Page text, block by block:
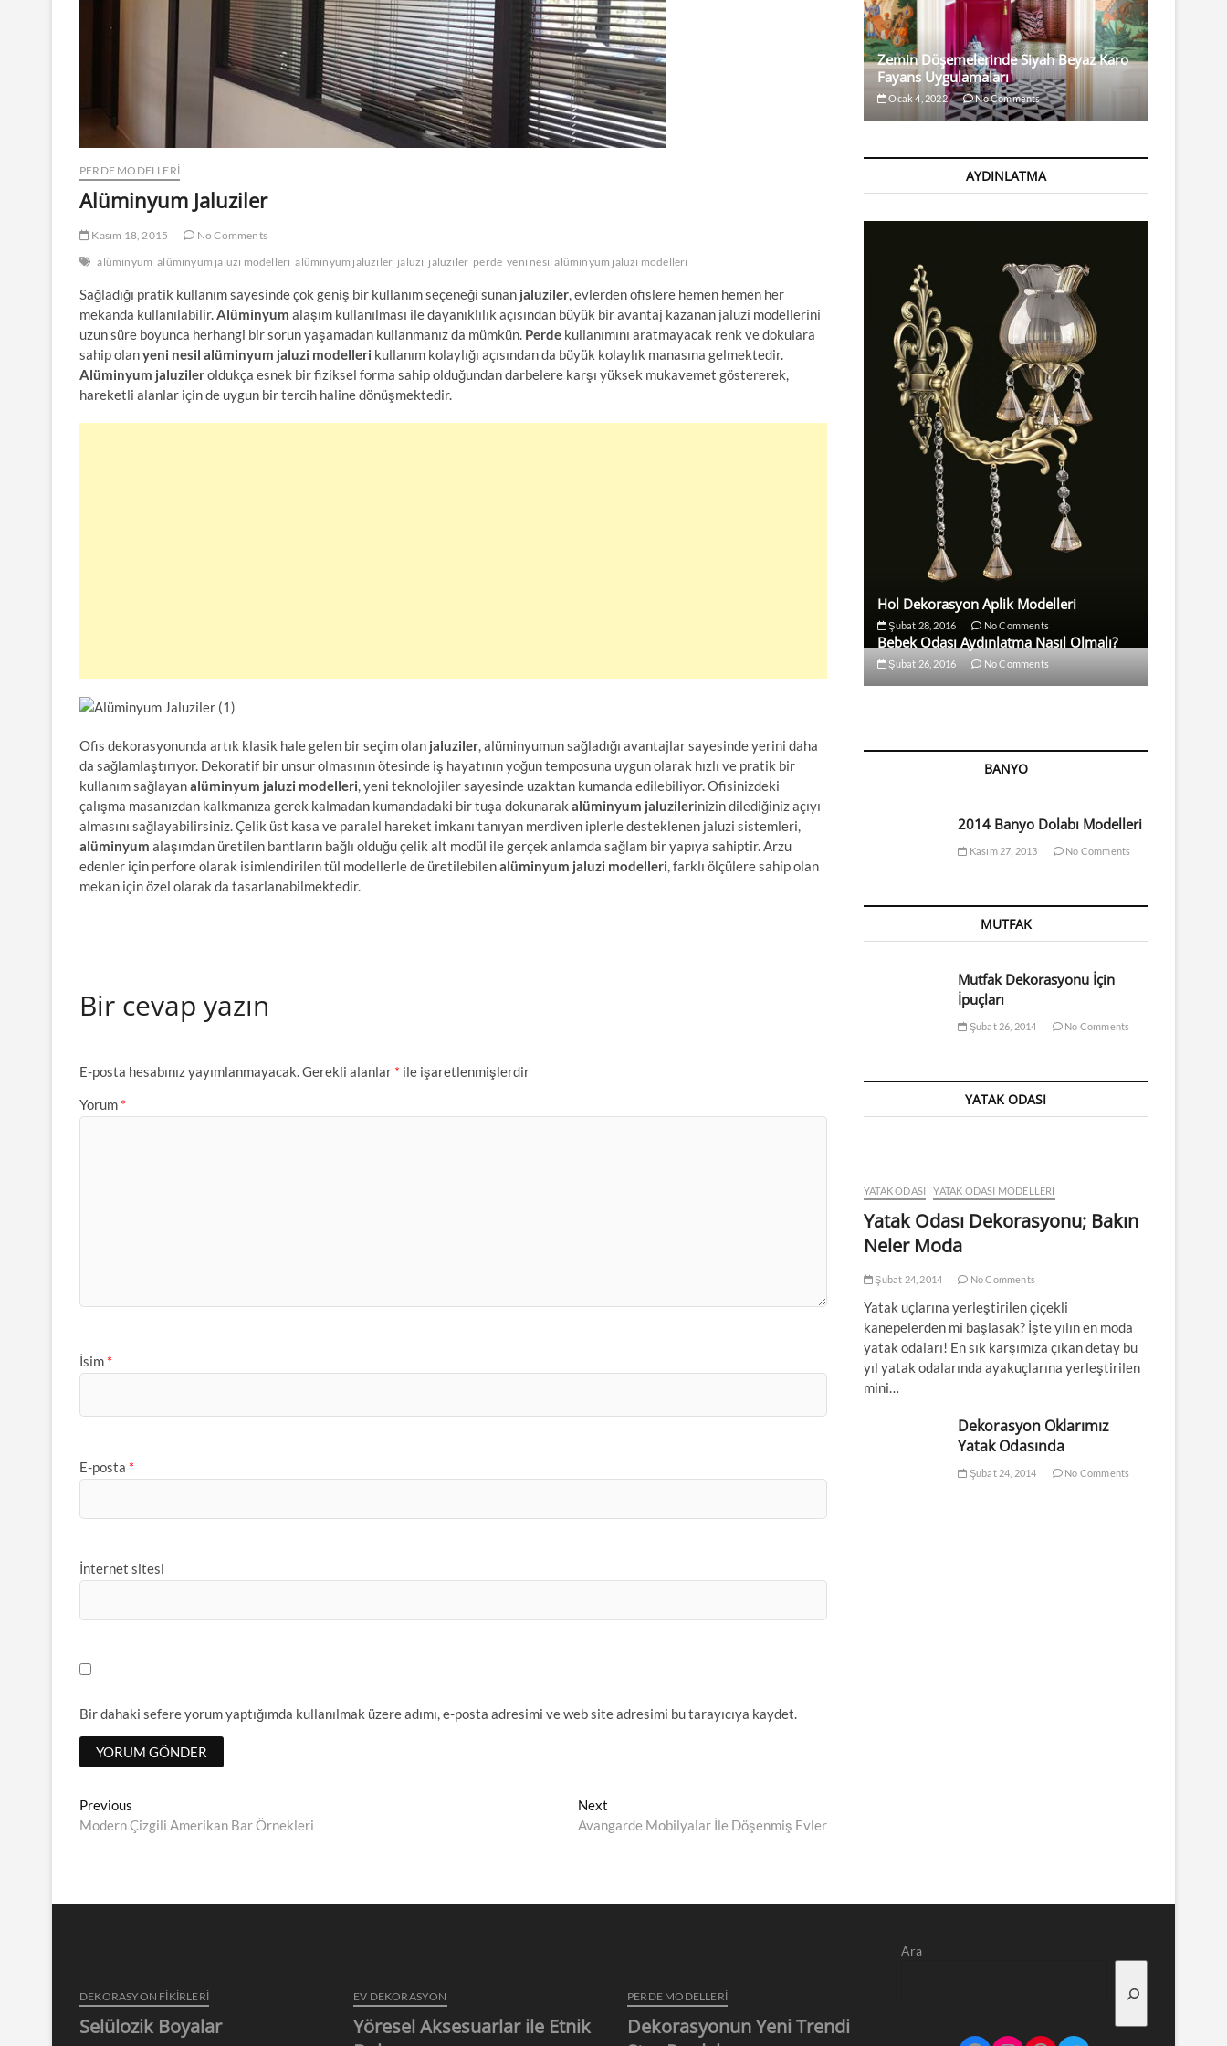
PERDE MODELLERI
Alüminyum Jaluziler
Kasım 18, 2015
No Comments
alüminyum alüminyum jaluzi modelleri alüminyum jaluziler jaluzi jaluziler perde yeni nesil alüminyum jaluzi modelleri
Sağladığı pratik kullanım sayesinde çok geniş bir kullanım seçeneği sunan jaluziler, evlerden ofislere hemen hemen her
mekanda kullanılabilir.Alüminyum alaşım kullanılması ile dayanıklılık açısından büyük bir avantaj kazanan jaluzi modellerini
uzun süre boyunca herhangi bir sorun yaşamadan kullanmanız da mümkün. Perde kullanımını aratmayacak renk ve dokulara
sahip olanyeni nesil alüminyum jaluzi modelleri kullanım kolaylığı açısından da büyük kolaylık manasına gelmektedir.
Alüminyum jaluzileroldukça esnek bir fiziksel forma sahip olduğundan darbelere karşı yüksek mukavemet göstererek,
hareketli alanlar için de uygun bir tercih haline dönüşmektedir.
Ofis dekorasyonunda artık klasik hale gelen bir seçim olan jaluziler, alüminyumun sağladığı avantajlar sayesinde yerini daha
da sağlamlaştırıyor. Dekoratif bir unsur olmasının ötesinde iş hayatının yoğun temposuna uygun olarak hızlı ve pratik bir
kullanım sağlayanalüminyum jaluzi modelleri, yeni teknolojiler sayesinde uzaktan kumanda edilebiliyor. Ofisinizdeki
çalışma masanızdan kalkmanıza gerek kalmadan kumandadaki bir tuşa dokunarak alüminyum jaluzilerinizin dilediğiniz açıyı
almasını sağlayabilirsiniz. Çelik üst kasa ve paralel hareket imkanı tanıyan merdiven iplerle desteklenen jaluzi sistemleri,
alüminyum alaşımdan üretilen bantların bağlı olduğu çelik alt modül ile gerçek anlamda sağlam bir yapıya sahiptir. Arzu
edenler için perfore olarak isimlendirilen tül modellerle de üretilebilenalüminyum jaluzi modelleri, farklı ölçülere sahip olan
mekan için özel olarak da tasarlanabilmektedir.
Bir cevap yazın
E-posta hesabınız yayımlanmayacak.Gerekli alanlar * ile işaretlenmişlerdir
Yorum *
İsim *
E-posta *
İnternet sitesi
Bir dahaki sefere yorum yaptığımda kullanılmak üzere adımı, e-posta adresimi ve web site adresimi bu tarayıcıya kaydet.
Yazı
dolaşımı
Previous
post:
Modern Çizgili Amerikan Bar Örnekleri
Next
post:
Avangarde Mobilyalar İle Döşenmiş Evler
Zemin Döşemelerinde Siyah Beyaz Karo
Fayans Uygulamaları
Ocak 4, 2022 No Comments
AYDINLATMA
Hol Dekorasyon Aplik Modelleri
Şubat 28, 2016 No Comments
Bebek Odası Aydınlatma Nasıl Olmalı?
Şubat 26, 2016 No Comments
BANYO
2014 Banyo Dolabı Modelleri
Kasım 27, 2013 No Comments
MUTFAK
Mutfak Dekorasyonu İçin
İpuçları
Şubat 26, 2014 No Comments
YATAK ODASI
YATAK ODASI YATAK ODASI MODELLERI
Yatak Odası Dekorasyonu; Bakın
Neler Moda
Şubat 24, 2014 No Comments
Yatak uçlarına yerleştirilen çiçekli
kanepelerden mi başlasak? İşte yılın en moda
yatak odaları! En sık karşımıza çıkan detay bu
yıl yatak odalarında ayakuçlarına yerleştirilen
mini…
Dekorasyon Oklarımız
Yatak Odasında
Şubat 24, 2014 No Comments
DEKORASYON FİKİRLERİ
Selülozik Boyalar
EV DEKORASYON
Yöresel Aksesuarlar ile Etnik
PERDE MODELLERI
Dekorasyonun Yeni Trendi
Ara